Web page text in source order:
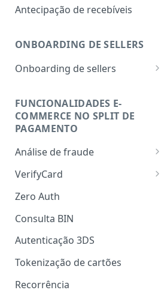
Antecipação de recebíveis
ONBOARDING DE SELLERS
Onboarding de sellers
Consultar seller
Alterar taxas
Notificações do cadastro de
FUNCIONALIDADES E-
COMMERCE NO SPLIT DE
PAGAMENTO
Análise de fraude
Configurando o fingerprint
VerifyCard
Usando o VerifyCard com o
VerifyCard em sandbox
Zero Auth
Consulta BIN
Autenticação 3DS
Tokenização de cartões
Recorrência